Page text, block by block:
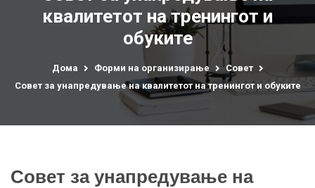
квалитетот на тренингот и
обуките
Дома Форми на организирање
Совет
Совет за унапредување на квалитетот на тренингот и обуките
Совет за унапредување на